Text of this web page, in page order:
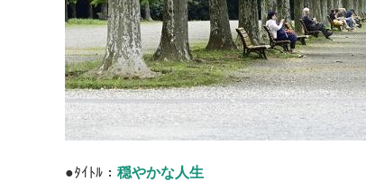
●ﾀｲﾄﾙ： 穏やかな人生